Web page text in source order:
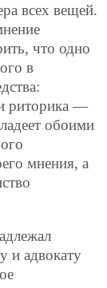
всех вещей.
что одно
в
риторика —
обоими
мнения, а
и адвокату